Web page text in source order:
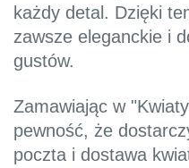
każdy detal. Dzięki
zawsze eleganckie i
gustów.
Zamawiając w
pewność, że
poczta i dostawa